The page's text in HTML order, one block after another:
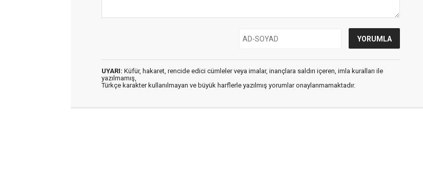
UYARI: Küfür, hakaret, rencide edici cümleler veya imalar, inançlara saldırı içeren, imla kuralları ile
yazılmamış,
Türkçe karakter kullanılmayan ve büyük harflerle yazılmış yorumlar onaylanmamaktadır.